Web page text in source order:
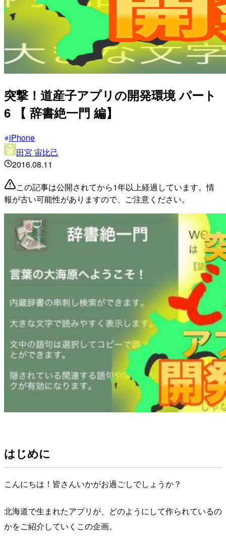
突撃！道産子アプリの開発環境 パート
6 【 辞書絶一門 編】
iPhone
田宮 宙比己
2016.08.11
この記事は公開されてから1年以上経過しています。情
報が古い可能性がありますので、ご注意ください。
はじめに
こんにちは！皆さんいかがお過ごしでしょうか？
北海道で生まれたアプリが、どのようにして作られているの
かをご紹介していくこの企画。